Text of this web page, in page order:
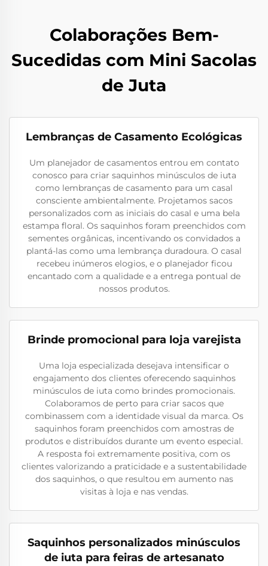
Colaborações Bem-
Sucedidas com Mini Sacolas
de Juta
Lembranças de Casamento Ecológicas
Um planejador de casamentos entrou em contato
conosco para criar saquinhos minúsculos de iuta
como lembranças de casamento para um casal
consciente ambientalmente. Projetamos sacos
personalizados com as iniciais do casal e uma bela
estampa floral. Os saquinhos foram preenchidos com
sementes orgânicas, incentivando os convidados a
plantá-las como uma lembrança duradoura. O casal
recebeu inúmeros elogios, e o planejador ficou
encantado com a qualidade e a entrega pontual de
nossos produtos.
Brinde promocional para loja varejista
Uma loja especializada desejava intensificar o
engajamento dos clientes oferecendo saquinhos
minúsculos de iuta como brindes promocionais.
Colaboramos de perto para criar sacos que
combinassem com a identidade visual da marca. Os
saquinhos foram preenchidos com amostras de
produtos e distribuídos durante um evento especial.
A resposta foi extremamente positiva, com os
clientes valorizando a praticidade e a sustentabilidade
dos saquinhos, o que resultou em aumento nas
visitas à loja e nas vendas.
Saquinhos personalizados minúsculos
de iuta para feiras de artesanato